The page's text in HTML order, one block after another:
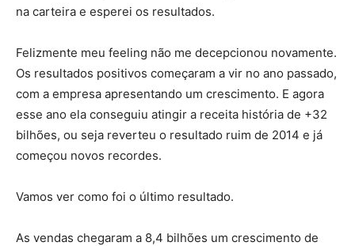
na carteira e esperei os resultados.
Felizmente meu feeling não me decepcionou novamente.
Os resultados positivos começaram a vir no ano passado,
com a empresa apresentando um crescimento. E agora
esse ano ela conseguiu atingir a receita história de +32
bilhões, ou seja reverteu o resultado ruim de 2014 e já
começou novos recordes.
Vamos ver como foi o último resultado.
As vendas chegaram a 8,4 bilhões um crescimento de